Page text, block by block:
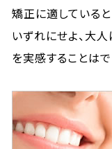
矯正に適していると
いずれにせよ、大
を実感することはで